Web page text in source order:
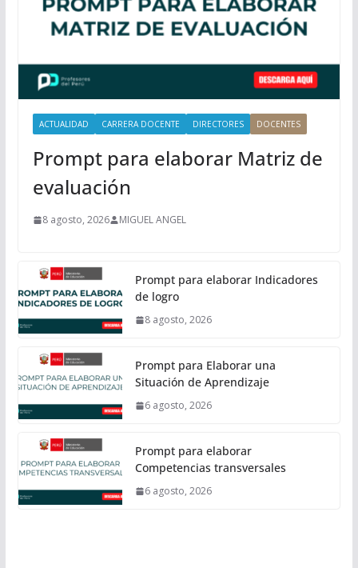
a
ACTUALIDAD CARRERA DOCENTE DIRECTORES DOCENTES
Prompt para elaborar Matriz de
evaluación
8 agosto, 2026 MIGUEL ANGEL
Prompt para elaborar Indicadores
de logro
8 agosto, 2026
Prompt para Elaborar una
Situación de Aprendizaje
6 agosto, 2026
Prompt para elaborar
Competencias transversales
6 agosto, 2026